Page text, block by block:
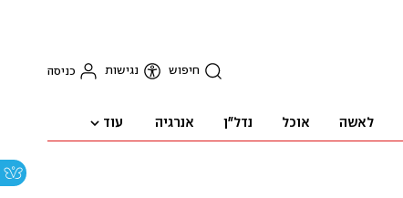
חיפוש נגישות כניסה
לאשה אוכל נדל"ן אנרגיה עוד